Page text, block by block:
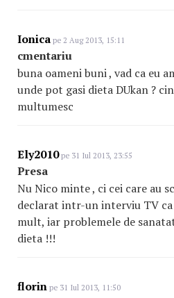
Ionica pe 2 Aug 2013, 15:11
cmentariu
buna oameni buni , vad ca eu
unde pot gasi dieta DUkan ?
multumesc
Ely2010pe 31 Iul 2013, 23:55
Presa
Nu Nico minte , ci cei care au
declarat intr-un interviu TV ca
mult, iar problemele de
dieta !!!
florin pe 31 Iul 2013, 11:50